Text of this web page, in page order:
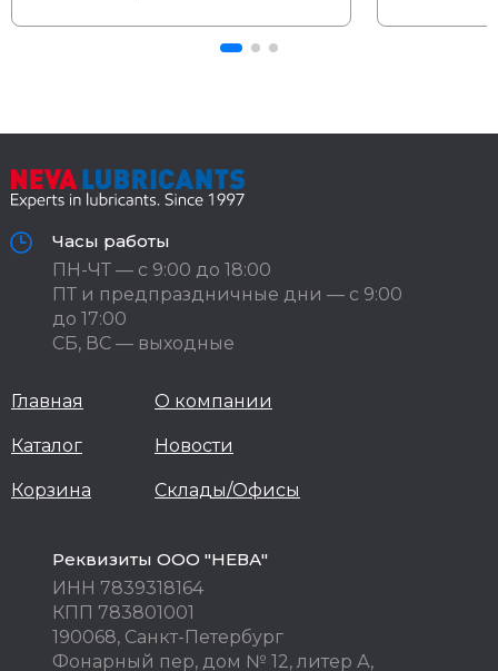
Часы работы
ПН-ЧТ — с 9:00 до 18:00
ПТ и предпраздничные дни — с 9:00
до 17:00
СБ, ВС — выходные
Главная
Каталог
Корзина
О компании
Новости
Склады/Офисы
Реквизиты ООО "НЕВА"
ИНН 7839318164
КПП 783801001
190068, Санкт-Петербург
Фонарный пер, дом № 12, литер А,